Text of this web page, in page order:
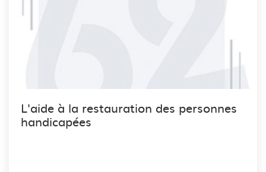
L'aide à la restauration des personnes
handicapées